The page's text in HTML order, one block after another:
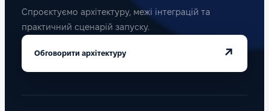
Спроєктуємо архітектуру, межі інтеграцій та
практичний сценарій запуску.
Обговорити архітектуру ↗